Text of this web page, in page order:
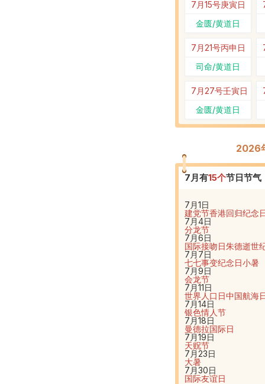
7月15号庚寅日
金匮/黄道日
7月21号丙申日
司命/黄道日
7月27号壬寅日
金匮/黄道日
2026
7月有15个节日节气
7月1日
建党节香港回归纪念
7月4日
分龙节
7月6日
国际接吻日朱德逝世
7月7日
七七事变纪念日小暑
7月9日
会龙节
7月11日
世界人口日中国航海
7月14日
银色情人节
7月18日
曼德拉国际日
7月19日
天贶节
7月23日
大暑
7月30日
国际友谊日